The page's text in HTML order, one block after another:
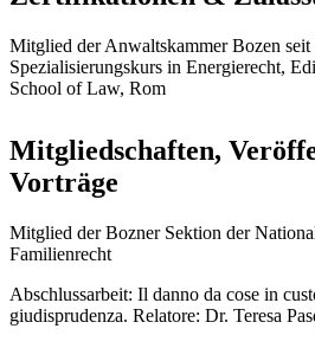
Mitglied der Anwaltskammer Bozen seit
Spezialisierungskurs in Energierecht,
School of Law, Rom
Mitgliedschaften,
Vorträge
Mitglied der Bozner Sektion der
Familienrecht
Abschlussarbeit: Il danno da cose in
giudisprudenza. Relatore: Dr. Teresa